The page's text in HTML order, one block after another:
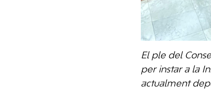
El ple del
per instar a la
actualment